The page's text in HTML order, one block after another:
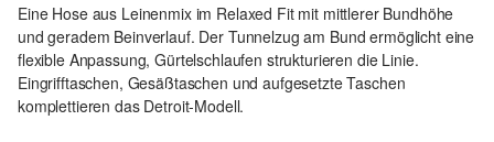
Eine Hose aus Leinenmix im Relaxed Fit mit mittlerer Bundhöhe
und geradem Beinverlauf. Der Tunnelzug am Bund ermöglicht eine
flexible Anpassung, Gürtelschlaufen strukturieren die Linie.
Eingrifftaschen, Gesäßtaschen und aufgesetzte Taschen
komplettieren das Detroit-Modell.